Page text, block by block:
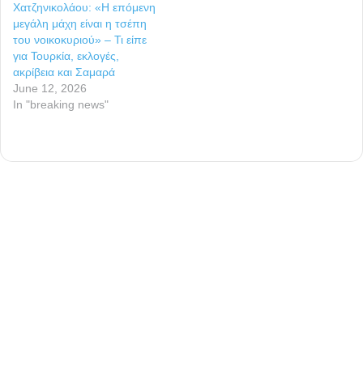
Χατζηνικολάου: «Η επόμενη
μεγάλη μάχη είναι η τσέπη
του νοικοκυριού» – Τι είπε
για Τουρκία, εκλογές,
ακρίβεια και Σαμαρά
June 12, 2026
In "breaking news"